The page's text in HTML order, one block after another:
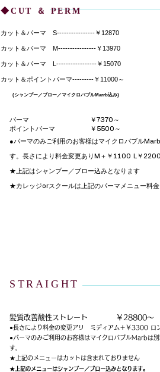
◆ CUT ＆ PERM
カット＆パーマ S----------------￥12870
カット＆パーマ M----------------￥13970
カット＆パーマ L-----------------￥15070
カット＆ポイントパーマ---------￥11000～
(シャンプー／ブロー／マイクロバブルMarrb込み)
パーマ ￥7370～
​ポイントパーマ ￥5500～
●パーマのみご利用のお客様はマイクロバブル
す。長さにより料金変更ありM＋￥1100 L￥2200
★上記はシャンプー／ブロー込みとなります
​★カレッジorスクールは上記のパーマメニュー料
STRAIGHT
髪質改善酸性ストレート ￥28800～
●長さにより料金の変更アリ
ミディアム＋￥3300 ロ
●パーマのみご利用のお客様はマイクロバブルMarbは
す。
★上記のメニューはカットは含まれておりません
★上記のメニューはシャンプー／ブロー込みとなります。